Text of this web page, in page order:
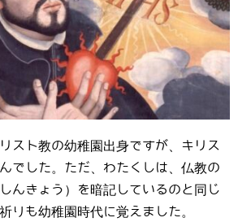
スト教の幼稚園出身ですが、キリス
でした。ただ、わたくしは、仏教の
んきょう）を暗記しているのと同じ
りも幼稚園時代に覚えました。